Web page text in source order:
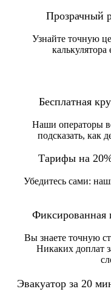
Прозрачный
Узнайте точную
Бесплатная
Наши операторы
подсказать, как
Тарифы на
Убедитесь сами:
Фиксированная
Вы знаете точную
Никаких доплат
Эвакуатор за 20